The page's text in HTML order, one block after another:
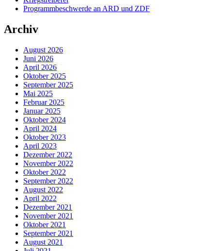
Programmbeschwerde an ARD und ZDF
Archiv
August 2026
Juni 2026
April 2026
Oktober 2025
September 2025
Mai 2025
Februar 2025
Januar 2025
Oktober 2024
April 2024
Oktober 2023
April 2023
Dezember 2022
November 2022
Oktober 2022
September 2022
August 2022
April 2022
Dezember 2021
November 2021
Oktober 2021
September 2021
August 2021